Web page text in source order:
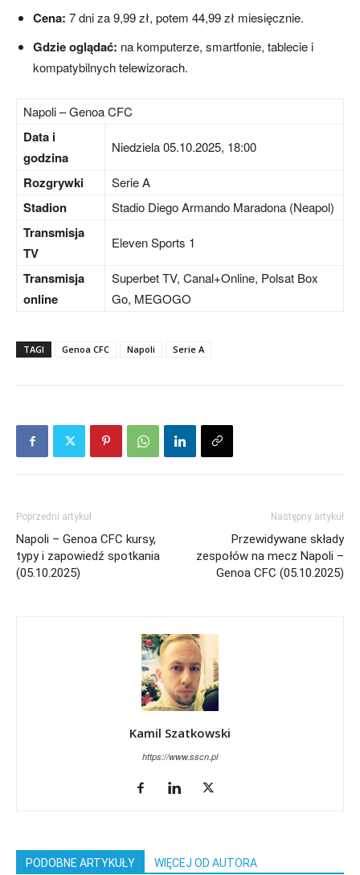
Cena: 7 dni za 9,99 zł, potem 44,99 zł miesięcznie.
Gdzie oglądać: na komputerze, smartfonie, tablecie i
kompatybilnych telewizorach.
Napoli – Genoa CFC
Data i
godzina
Niedziela 05.10.2025, 18:00
Rozgrywki Serie A
Stadion Stadio Diego Armando Maradona (Neapol)
Transmisja
TV
Eleven Sports 1
Transmisja
online
Superbet TV, Canal+Online, Polsat Box
Go, MEGOGO
TAGI Genoa CFC Napoli Serie A
Poprzedni artykuł
Napoli – Genoa CFC kursy,
typy i zapowiedź spotkania
(05.10.2025)
Następny artykuł
Przewidywane składy
zespołów na mecz Napoli –
Genoa CFC (05.10.2025)
Kamil Szatkowski
https://www.sscn.pl
PODOBNE ARTYKUŁY WIĘCEJ OD AUTORA